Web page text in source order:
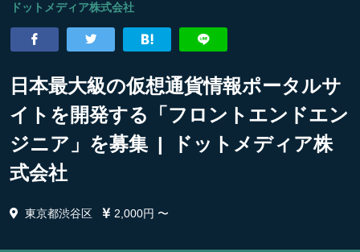
ドットメディア株式会社
日本最大級の仮想通貨情報ポータルサ
イトを開発する「フロントエンドエン
ジニア」を募集 | ドットメディア株
式会社
東京都渋谷区 2,000円 〜